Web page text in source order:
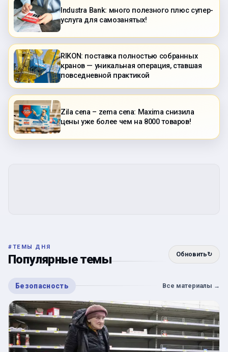
Industra Bank: много полезного плюс супер-
услуга для самозанятых!
RIKON: поставка полностью собранных
кранов — уникальная операция, ставшая
повседневной практикой
Zila cena – zema cena: Maxima снизила
цены уже более чем на 8000 товаров!
#ТЕМЫ ДНЯ
Популярные темы Обновить↻
Безопасность Все материалы →